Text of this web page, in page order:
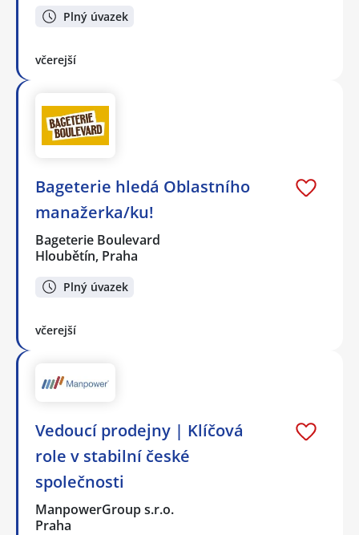
Plný úvazek
včerejší
Bageterie hledá Oblastního
manažerka/ku!
Bageterie Boulevard
Hloubětín, Praha
Plný úvazek
včerejší
Vedoucí prodejny | Klíčová
role v stabilní české
společnosti
ManpowerGroup s.r.o.
Praha